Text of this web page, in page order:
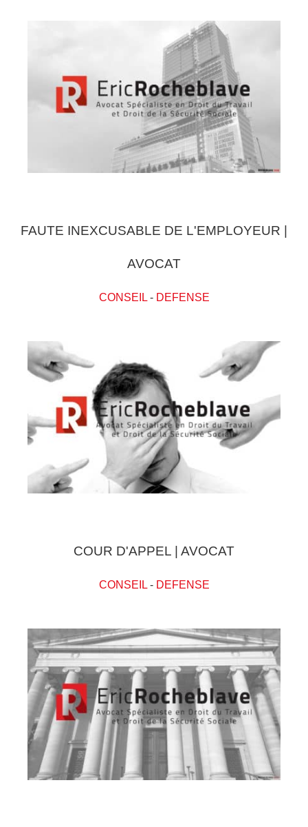
FAUTE INEXCUSABLE DE L'EMPLOYEUR |
AVOCAT
CONSEIL- DEFENSE
COUR D'APPEL | AVOCAT
CONSEIL- DEFENSE